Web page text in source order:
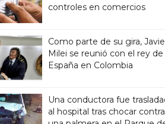
controles en comercios
Como parte de su gira,
Milei se reunió con el rey de
España en Colombia
Una conductora fue
al hospital tras chocar contra